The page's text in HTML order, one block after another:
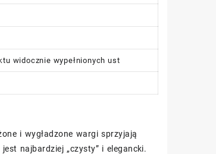
widocznie wypełnionych ust
i wygładzone wargi sprzyjają
najbardziej „czysty” i elegancki.